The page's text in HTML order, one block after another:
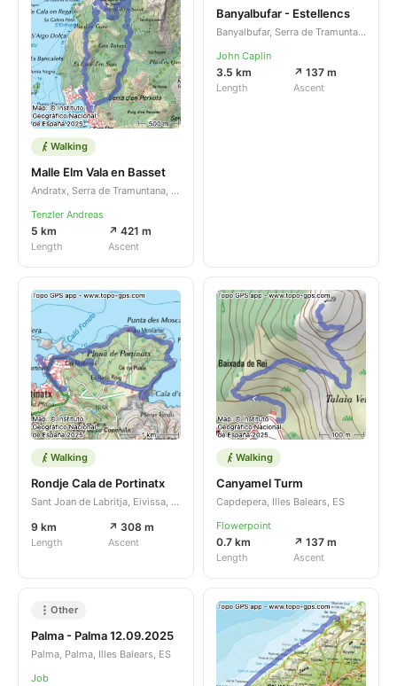
Walking
Malle Elm Vala en Basset
Andratx, Serra de Tramuntana, Illes Balears, ES
Tenzler Andreas
5 km
Length
↗ 421 m
Ascent
Banyalbufar - Estellencs
Banyalbufar, Serra de Tramuntana, Illes Balears, ES
John Caplin
3.5 km
Length
↗ 137 m
Ascent
Walking
Rondje Cala de Portinatx
Sant Joan de Labritja, Eivissa, Illes Balears, ES
9 km
Length
↗ 308 m
Ascent
Walking
Canyamel Turm
Capdepera, Illes Balears, ES
Flowerpoint
0.7 km
Length
↗ 137 m
Ascent
Other
Palma - Palma 12.09.2025
Palma, Palma, Illes Balears, ES
Job